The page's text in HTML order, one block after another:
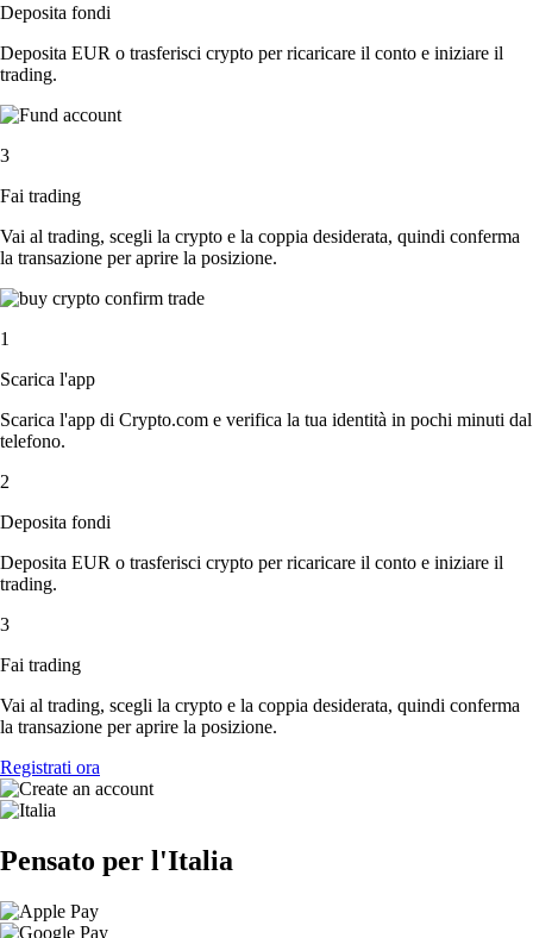
Deposita fondi
Deposita EUR o trasferisci crypto per ricaricare il conto e iniziare il
trading.
3
Fai trading
Vai al trading, scegli la crypto e la coppia desiderata, quindi conferma
la transazione per aprire la posizione.
1
Scarica l'app
Scarica l'app di Crypto.com e verifica la tua identità in pochi minuti dal
telefono.
2
Deposita fondi
Deposita EUR o trasferisci crypto per ricaricare il conto e iniziare il
trading.
3
Fai trading
Vai al trading, scegli la crypto e la coppia desiderata, quindi conferma
la transazione per aprire la posizione.
Registrati ora
Pensato per l'Italia